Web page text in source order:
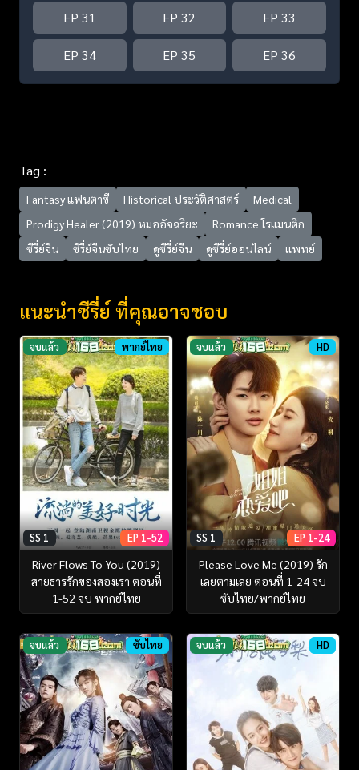
EP 31 EP 32 EP 33
EP 34 EP 35 EP 36
Tag :
Fantasy แฟนตาซี Historical ประวัติศาสตร์
Medical
Prodigy Healer (2019) หมออัจฉริยะ
Romance โรแมนติก
ซีรี่ย์จีน
ซีรี่ย์จีนซับไทย ดูซีรี่ย์จีน ดูซีรี่ย์ออนไลน์ แพทย์
แนะนำซีรี่ย์ ที่คุณอาจชอบ
จบแล้ว พากย์ไทย
SS 1 EP 1-52
River Flows To You (2019)
สายธารรักของสองเรา ตอนที่
1-52 จบ พากย์ไทย
จบแล้ว HD
SS 1 EP 1-24
Please Love Me (2019) รัก
เลยตามเลย ตอนที่ 1-24 จบ
ซับไทย/พากย์ไทย
จบแล้ว ซับไทย จบแล้ว HD